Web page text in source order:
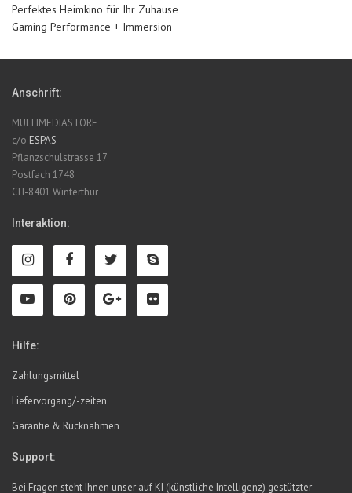
Perfektes Heimkino für Ihr Zuhause
Gaming Performance + Immersion
Anschrift:
MULTIMEDIASTORE
c/o ESPAS
Pflanzschulstrasse 17
Postfach 1748
CH-8401 Winterthur
Interaktion:
Hilfe:
Zahlungsmittel
Liefervorgang/-zeiten
Garantie & Rücknahmen
Support:
Bei Fragen steht Ihnen unser auf KI (künstliche Intelligenz) gestützter